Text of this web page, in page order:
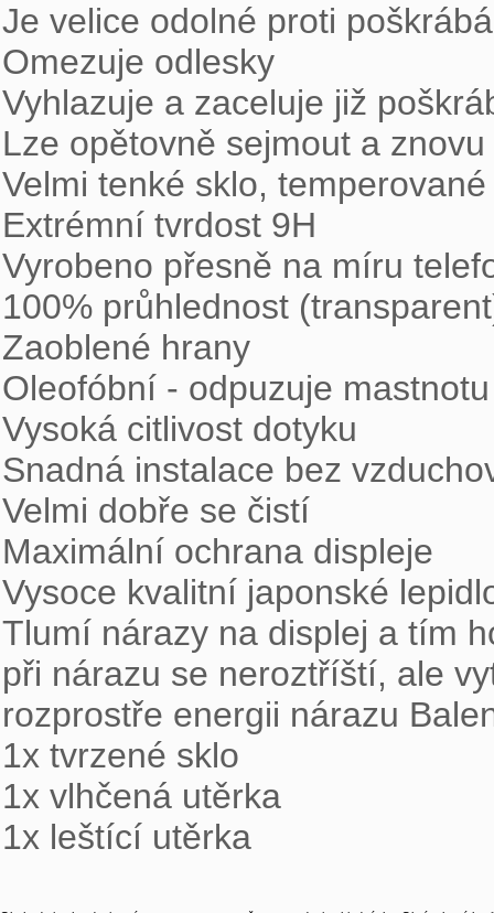
Je velice odolné proti
Omezuje odlesky
Vyhlazuje a zaceluje již
Lze opětovně sejmout a
Velmi tenké sklo,
Extrémní tvrdost 9H
Vyrobeno přesně na míru
100% průhlednost
Zaoblené hrany
Oleofóbní - odpuzuje
Vysoká citlivost dotyku
Snadná instalace bez
Velmi dobře se čistí
Maximální ochrana displeje
Vysoce kvalitní japonské
Tlumí nárazy na displej a tím
při nárazu se neroztříští, ale
rozprostře energii nárazu
1x tvrzené sklo
1x vlhčená utěrka
1x leštící utěrka